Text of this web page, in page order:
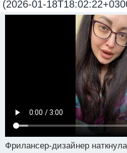
(2026-01-
Фрилансер-дизайнер